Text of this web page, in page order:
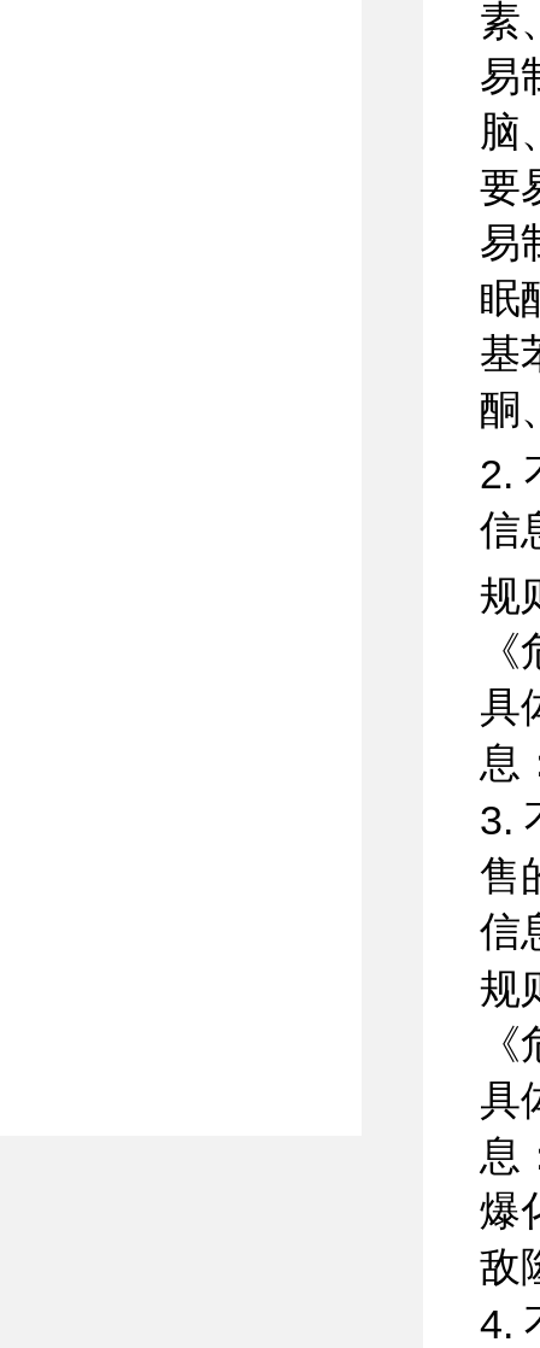
素
易
脑
要
易
眠
基
酮
2.
信
规
具
息
3.
售
信
规
具
息
爆
敌
4.